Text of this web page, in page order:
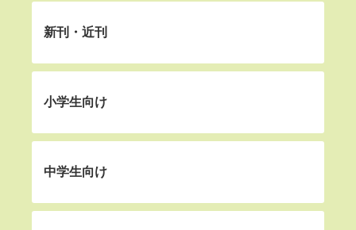
新刊・近刊
小学生向け
中学生向け